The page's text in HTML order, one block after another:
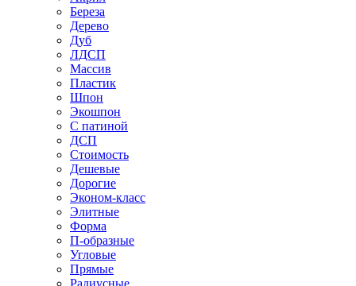
Береза
Дерево
Дуб
ЛДСП
Массив
Пластик
Шпон
Экошпон
С патиной
ДСП
Стоимость
Дешевые
Дорогие
Эконом-класс
Элитные
Форма
П-образные
Угловые
Прямые
Радиусные